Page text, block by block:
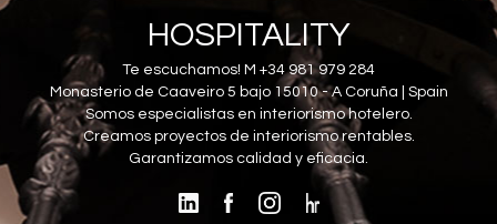
HOSPITALITY
Te escuchamos! M +34 981 979 284
Monasterio de Caaveiro 5 bajo 15010 - A Coruña | Spain
Somos especialistas en interiorismo hotelero.
Creamos proyectos de interiorismo rentables.
Garantizamos calidad y eficacia.